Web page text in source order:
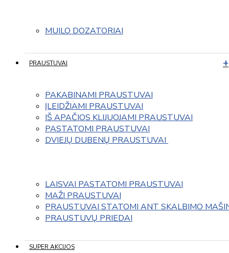
MUILO DOZATORIAI
PRAUSTUVAI
PAKABINAMI PRAUSTUVAI
ĮLEIDŽIAMI PRAUSTUVAI
IŠ APAČIOS KLIJUOJAMI PRAUSTUVAI
PASTATOMI PRAUSTUVAI
DVIEJŲ DUBENŲ PRAUSTUVAI
LAISVAI PASTATOMI PRAUSTUVAI
MAŽI PRAUSTUVAI
PRAUSTUVAI STATOMI ANT SKALBIMO
PRAUSTUVŲ PRIEDAI
SUPER AKCIJOS